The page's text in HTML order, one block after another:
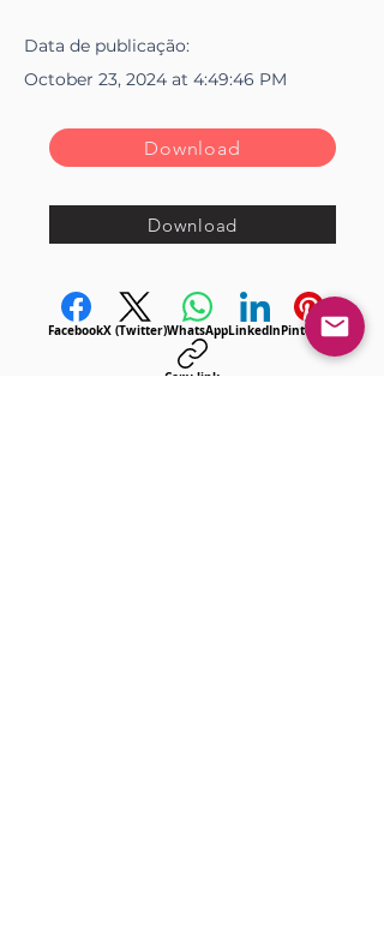
Data de publicação:
October 23, 2024 at 4:49:46 PM
Download
Download
FacebookX (Twitter)WhatsAppLinkedInPinterest
Copy link